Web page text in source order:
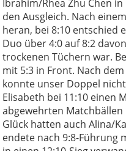
Ibrahim/Rhea Zhu Chen
den Ausgleich. Nach
heran, bei 8:10 entschied
Duo über 4:0 auf 8:2
trockenen Tüchern war.
mit 5:3 in Front. Nach
konnte unser Doppel
Elisabeth bei 11:10 einen
abgewehrten Matchbällen
Glück hatten auch Alina/
endete nach 9:8-Führung